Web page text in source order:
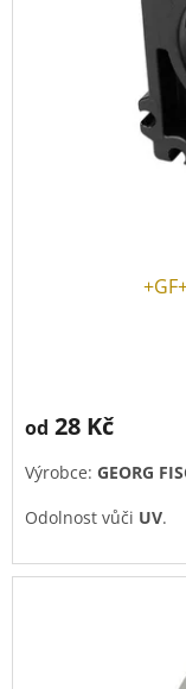
od 28 Kč
Výrobce: GEORG
Odolnost vůči UV.
K uchyceníPE